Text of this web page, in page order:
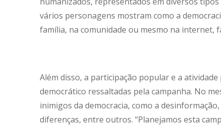
vários personagens mostram como a
família, na comunidade ou mesmo na internet,
Além disso, a participação popular e a
democrático ressaltadas pela campanha. No
inimigos da democracia, como a
diferenças, entre outros. “Planejamos esta